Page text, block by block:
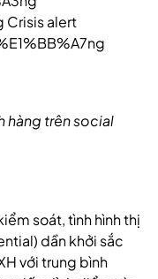
hàng trên social
soát, tình hình thị
dần khởi sắc
với trung bình